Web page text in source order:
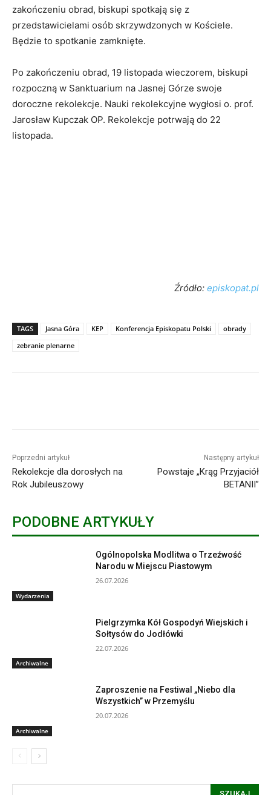
zakończeniu obrad, biskupi spotkają się z
przedstawicielami osób skrzywdzonych w Kościele.
Będzie to spotkanie zamknięte.
Po zakończeniu obrad, 19 listopada wieczorem, biskupi
rozpoczną w Sanktuarium na Jasnej Górze swoje
doroczne rekolekcje. Nauki rekolekcyjne wygłosi o. prof.
Jarosław Kupczak OP. Rekolekcje potrwają do 22
listopada.
Źródło: episkopat.pl
TAGS Jasna Góra KEP Konferencja Episkopatu Polski
obrady
zebranie plenarne
Poprzedni artykuł
Rekolekcje dla dorosłych na
Rok Jubileuszowy
Następny artykuł
Powstaje „Krąg Przyjaciół
BETANII”
PODOBNE ARTYKUŁY
Wydarzenia
Ogólnopolska Modlitwa o Trzeźwość
Narodu w Miejscu Piastowym
26.07.2026
Archiwalne
Pielgrzymka Kół Gospodyń Wiejskich i
Sołtysów do Jodłówki
22.07.2026
Archiwalne
Zaproszenie na Festiwal „Niebo dla
Wszystkich” w Przemyślu
20.07.2026